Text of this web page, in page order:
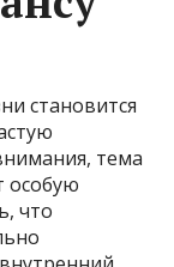
становится
тема
особую
что